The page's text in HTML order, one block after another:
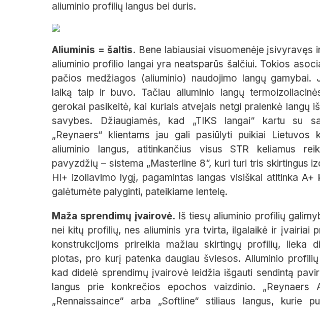
aliuminio profilių langus bei duris.
Aliuminis = šaltis. Bene labiausiai visuomenėje įsivyravęs
aliuminio profilio langai yra neatsparūs šalčiui. Tokios
pačios medžiagos (aliuminio) naudojimo langų gamybai.
laiką taip ir buvo. Tačiau aliuminio langų
gerokai pasikeitė, kai kuriais atvejais netgi pralenkė langų
savybes. Džiaugiamės, kad „TIKS langai“ kartu su
„Reynaers“ klientams jau gali pasiūlyti puikiai Lietuvos
aliuminio langus, atitinkančius visus STR keliamus
pavyzdžių – sistema „Masterline 8“, kuri turi tris skirtingus
HI+ izoliavimo lygį, pagamintas langas visiškai atitinka A+
galėtumėte palyginti, pateikiame lentelę.
Maža sprendimų įvairovė. Iš tiesų aliuminio profilių
nei kitų profilių, nes aliuminis yra tvirta, ilgalaikė ir įvairiai
konstrukcijoms prireikia mažiau skirtingų profilių, lieka
plotas, pro kurį patenka daugiau šviesos. Aliuminio
kad didelė sprendimų įvairovė leidžia išgauti sendintą
langus prie konkrečios epochos vaizdinio. „Reynaers
„Rennaissaince“ arba „Softline“ stiliaus langus, kurie